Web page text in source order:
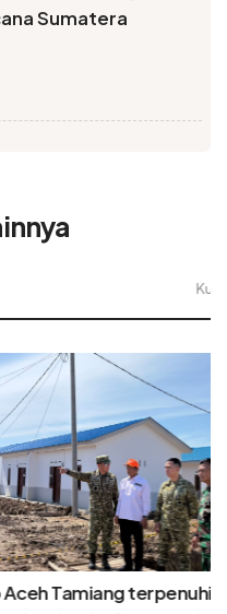
Sumatera
terpenuhi, Satgas